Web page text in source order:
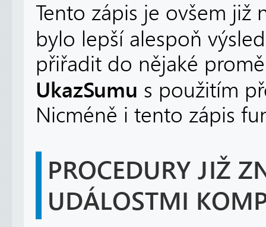
Tento zápis je ovšem již
bylo lepší alespoň
přiřadit do nějaké
UkazSumu s použitím
Nicméně i tento zápis
PROCEDURY JIŽ
UDÁLOSTMI